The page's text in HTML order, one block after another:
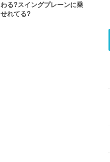
わる?スイングプレーンに乗
せれてる?